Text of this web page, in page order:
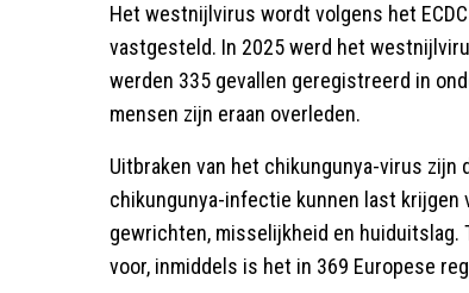
Het westnijlvirus wordt volgens het
vastgesteld. In 2025 werd het
werden 335 gevallen geregistreerd in
mensen zijn eraan overleden.
Uitbraken van het chikungunya-virus zijn
chikungunya-infectie kunnen last krijgen
gewrichten, misselijkheid en huiduitslag.
voor, inmiddels is het in 369 Europese